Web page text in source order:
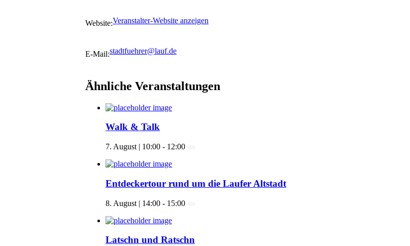
Website:Veranstalter-Website anzeigen
E-Mail:stadtfuehrer@lauf.de
Ähnliche Veranstaltungen
Walk & Talk
7. August | 10:00 - 12:00
Entdeckertour rund um die Laufer Altstadt
8. August | 14:00 - 15:00
Latschn und Ratschn